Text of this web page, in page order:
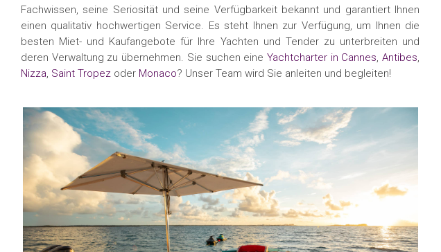
Fachwissen, seine Seriosität und seine Verfügbarkeit bekannt und garantiert Ihnen
einen qualitativ hochwertigen Service. Es steht Ihnen zur Verfügung, um Ihnen die
besten Miet- und Kaufangebote für Ihre Yachten und Tender zu unterbreiten und
deren Verwaltung zu übernehmen. Sie suchen eine Yachtcharter in Cannes,Antibes,
Nizza, Saint Tropez oder Monaco? Unser Team wird Sie anleiten und begleiten!